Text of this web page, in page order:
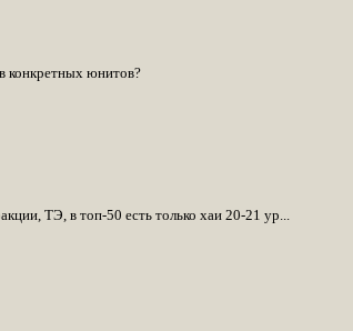
конкретных юнитов?
ТЭ, в топ-50 есть только хаи 20-21 ур...